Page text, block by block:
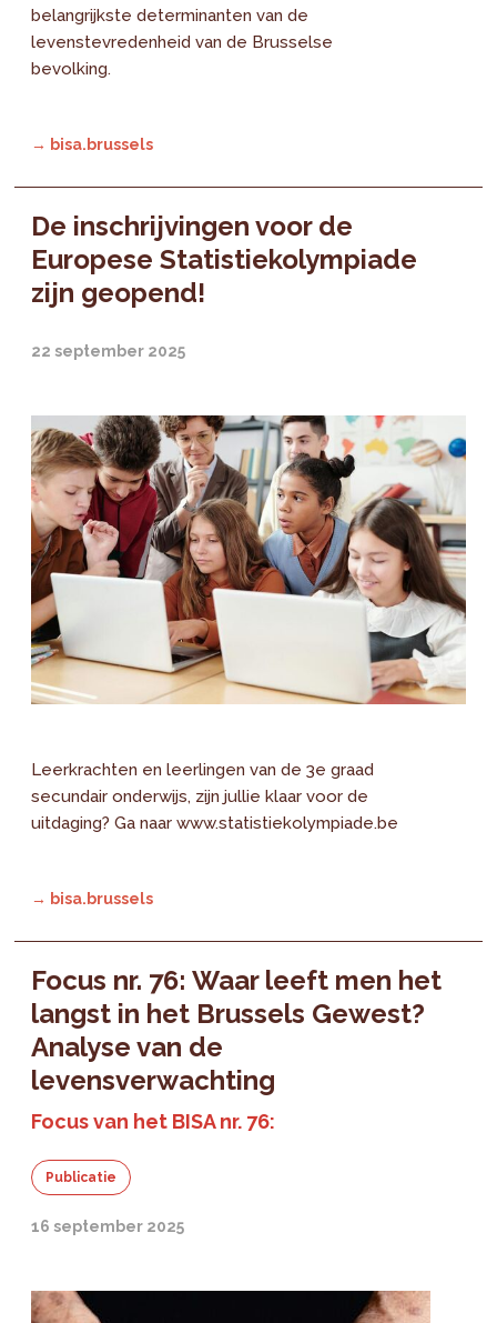
belangrijkste determinanten van de
levenstevredenheid van de Brusselse
bevolking.
→ bisa.brussels
De inschrijvingen voor de
Europese Statistiekolympiade
zijn geopend!
22 september 2025
Leerkrachten en leerlingen van de 3e graad
secundair onderwijs, zijn jullie klaar voor de
uitdaging? Ga naar www.statistiekolympiade.be
→ bisa.brussels
Focus nr. 76: Waar leeft men het
langst in het Brussels Gewest?
Analyse van de
levensverwachting
Focus van het BISA nr. 76:
Publicatie
16 september 2025